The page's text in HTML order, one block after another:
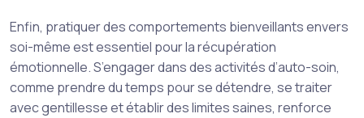
Enfin, pratiquer des comportements bienveillants envers
soi-même est essentiel pour la récupération
émotionnelle. S’engager dans des activités d’auto-soin,
comme prendre du temps pour se détendre, se traiter
avec gentillesse et établir des limites saines, renforce